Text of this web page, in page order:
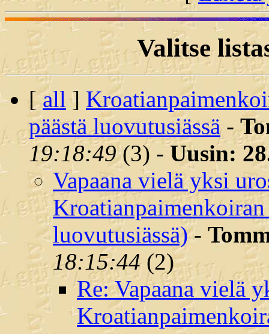
Valitse
[all ]
päästä luovutusiässä -
19:18:49(3) - Uusin:
Vapaana vielä yksi
luovutusiässä)-
18:15:44(2)
Re: Vapaana vielä